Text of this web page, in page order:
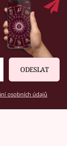
ODESLAT
osobních údajů